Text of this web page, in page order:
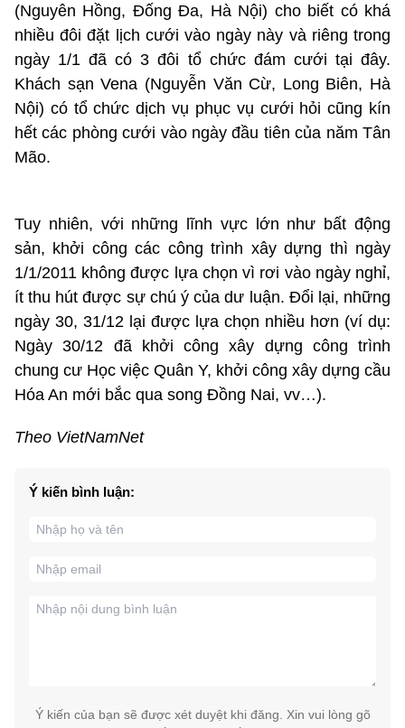
(Nguyên Hồng, Đống Đa, Hà Nội) cho biết có khá
nhiều đôi đặt lịch cưới vào ngày này và riêng trong
ngày 1/1 đã có 3 đôi tổ chức đám cưới tại đây.
Khách sạn Vena (Nguyễn Văn Cừ, Long Biên, Hà
Nội) có tổ chức dịch vụ phục vụ cưới hỏi cũng kín
hết các phòng cưới vào ngày đầu tiên của năm Tân
Mão.
Tuy nhiên, với những lĩnh vực lớn như bất động
sản, khởi công các công trình xây dựng thì ngày
1/1/2011 không được lựa chọn vì rơi vào ngày nghỉ,
ít thu hút được sự chú ý của dư luận. Đổi lại, những
ngày 30, 31/12 lại được lựa chọn nhiều hơn (ví dụ:
Ngày 30/12 đã khởi công xây dựng công trình
chung cư Học việc Quân Y, khởi công xây dựng cầu
Hóa An mới bắc qua song Đồng Nai, vv…).
Theo VietNamNet
Ý kiến bình luận:
Ý kiến của bạn sẽ được xét duyệt khi đăng. Xin vui lòng gõ